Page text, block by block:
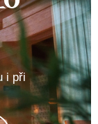
i při